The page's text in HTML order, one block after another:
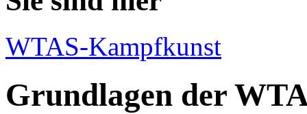
WTAS-Kampfkunst
Grundlagen der